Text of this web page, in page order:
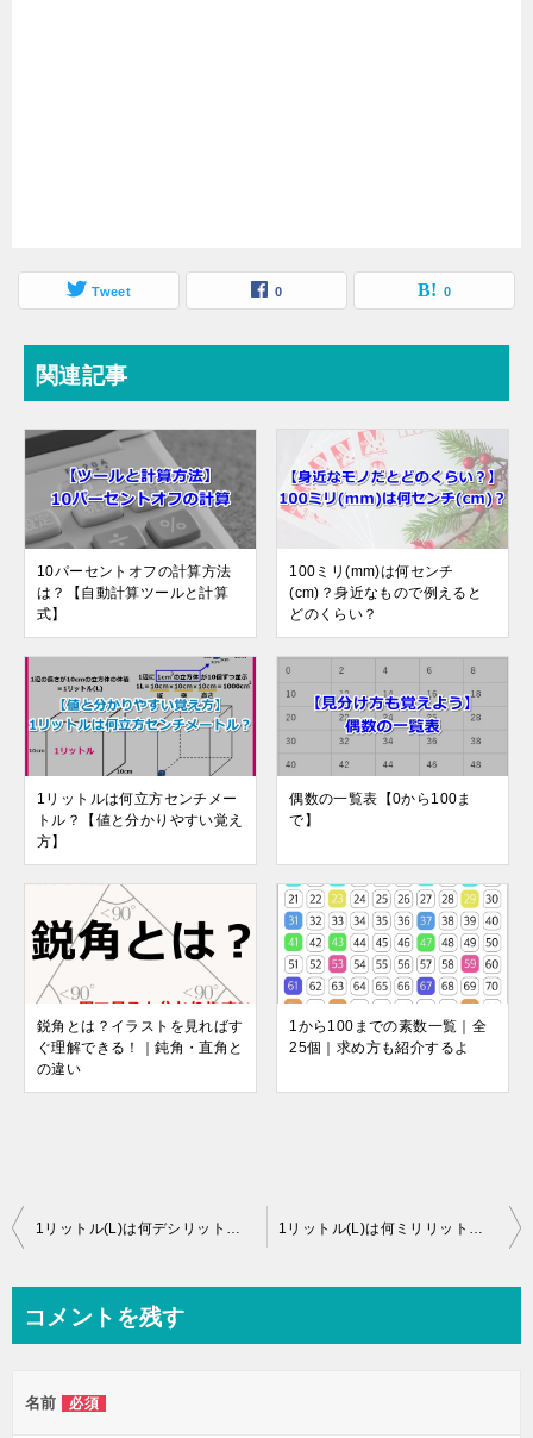
Tweet 0 0
関連記事
10パーセントオフの計算方法
は？【自動計算ツールと計算
式】
100ミリ(mm)は何センチ
(cm)？身近なもので例えると
どのくらい？
1リットルは何立方センチメー
トル？【値と分かりやすい覚え
方】
偶数の一覧表【0から100ま
で】
鋭角とは？イラストを見ればす
ぐ理解できる！｜鈍角・直角と
の違い
1から100までの素数一覧｜全
25個｜求め方も紹介するよ
投
ビ
ー
1リットル(L)は何デシリットル(dL)？【覚え方と早見表・換算表】 1リットル(L)は何ミリリットル(mL)？【覚え方／ccだとどれくらい？】
コメントを残す
名前 必須